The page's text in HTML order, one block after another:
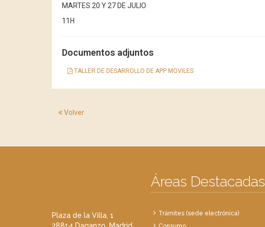
MARTES 20 Y 27 DE JULIO
11H
Documentos adjuntos
TALLER DE DESARROLLO DE APP MOVILES
Volver
Áreas Destacadas
Trámites (sede electrónica)
Plaza de la Villa, 1